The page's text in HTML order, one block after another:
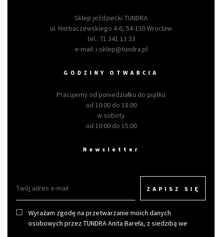
Sklep jeździecki TUNDRA
ul. Horbaczewskiego 4-6, 54-130 Wrocław
tel.: 71 341 13 33
e-mail: i-sklep@tundra.pl
GODZINY OTWARCIA
Pracujemy od poniedziałku do piątku
od 10:00 do 18:00
w soboty
od 10:00 do 15:00
Newsletter
ZAPISZ SIĘ
Wyrażam zgodę na przetwarzanie moich danych
osobowych przez TUNDRA Anita Bareła, z siedzibą we